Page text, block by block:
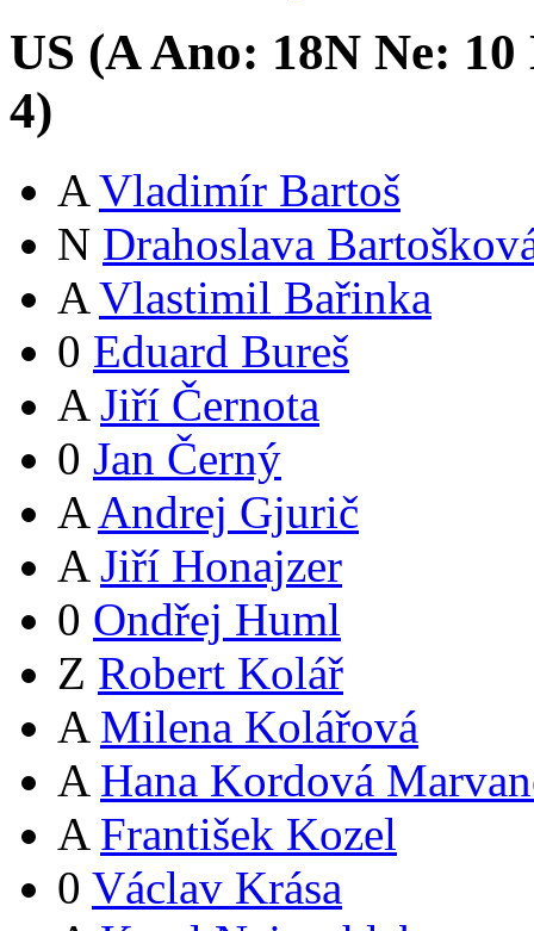
US (AAno: 18N Ne: 10
4)
A Vladimír Bartoš
N Drahoslava
A Vlastimil Bařinka
0 Eduard Bureš
A Jiří Černota
0 Jan Černý
A Andrej Gjurič
A Jiří Honajzer
0 Ondřej Huml
Z Robert Kolář
A Milena Kolářová
A Hana Kordová
A František Kozel
0 Václav Krása